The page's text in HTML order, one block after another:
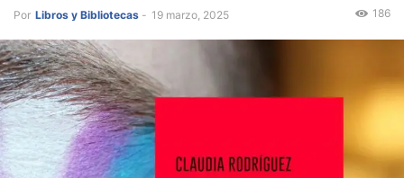
Por Libros y Bibliotecas - 19 marzo, 2025 186